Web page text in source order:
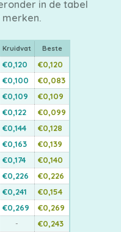
in de tabel
Kruidvat
Beste
€0,120 €0,120
€0,100 €0,083
€0,109 €0,109
€0,122 €0,099
€0,144 €0,128
€0,163 €0,139
€0,174 €0,140
€0,226 €0,226
€0,241 €0,154
€0,269 €0,269
- €0,243